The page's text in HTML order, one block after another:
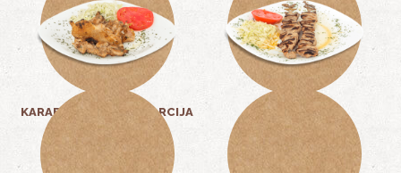
KARABATAK VELIKA PORCIJA
14,00 KM
TELEĆI RAŽNJIĆI
16,00 KM